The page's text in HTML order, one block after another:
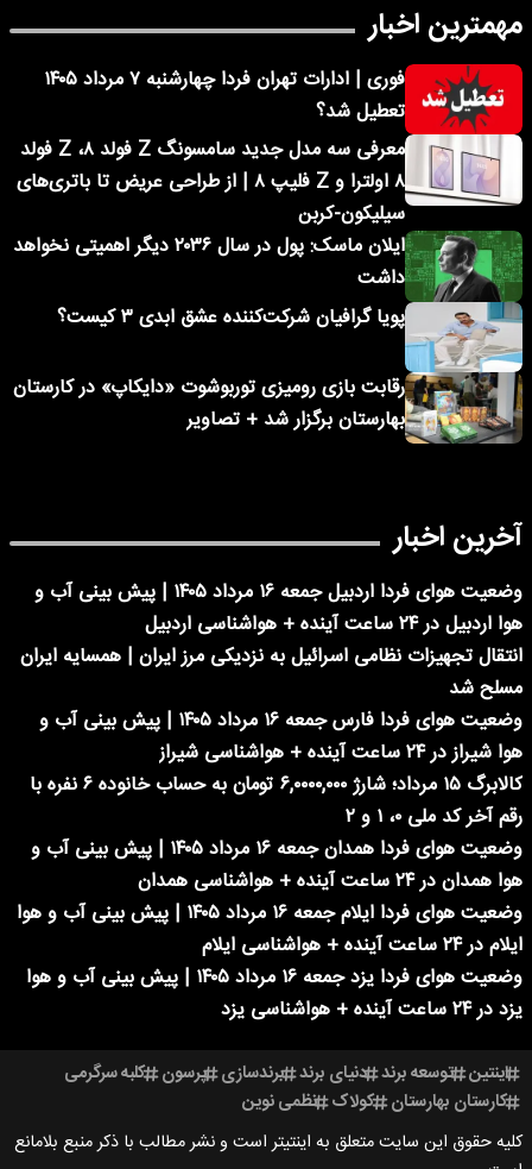
مهمترین اخبار
فوری | ادارات تهران فردا چهارشنبه ۷ مرداد ۱۴۰۵
تعطیل شد؟
معرفی سه مدل جدید سامسونگ Z فولد ۸، Z فولد
۸ اولترا و Z فلیپ ۸ | از طراحی عریض تا باتری‌های
سیلیکون-کربن
ایلان ماسک: پول در سال ۲۰۳۶ دیگر اهمیتی نخواهد
داشت
پویا گرافیان شرکت‌کننده عشق ابدی ۳ کیست؟
رقابت بازی رومیزی توربوشوت «دایکاپ» در کارستان
بهارستان برگزار شد + تصاویر
آخرین اخبار
وضعیت هوای فردا اردبیل جمعه ۱۶ مرداد ۱۴۰۵ | پیش بینی آب و
هوا اردبیل در ۲۴ ساعت آینده + هواشناسی اردبیل
انتقال تجهیزات نظامی اسرائیل به نزدیکی مرز ایران | همسایه ایران
مسلح شد
وضعیت هوای فردا فارس جمعه ۱۶ مرداد ۱۴۰۵ | پیش بینی آب و
هوا شیراز در ۲۴ ساعت آینده + هواشناسی شیراز
کالابرگ ۱۵ مرداد؛ شارژ ۶,۰۰۰۰,۰۰۰ تومان به حساب خانوده ۶ نفره با
رقم آخر کد ملی ۰، ۱ و ۲
وضعیت هوای فردا همدان جمعه ۱۶ مرداد ۱۴۰۵ | پیش بینی آب و
هوا همدان در ۲۴ ساعت آینده + هواشناسی همدان
وضعیت هوای فردا ایلام جمعه ۱۶ مرداد ۱۴۰۵ | پیش بینی آب و هوا
ایلام در ۲۴ ساعت آینده + هواشناسی ایلام
وضعیت هوای فردا یزد جمعه ۱۶ مرداد ۱۴۰۵ | پیش بینی آب و هوا
یزد در ۲۴ ساعت آینده + هواشناسی یزد
اینتین توسعه برند دنیای برند برندسازی پرسون کلبه سرگرمی
کارستان بهارستان کولاک نظمی نوین
کلیه حقوق این سایت متعلق به اینتیتر است و نشر مطالب با ذکر منبع بلامانع